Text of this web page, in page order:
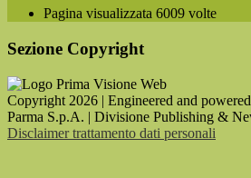
Pagina visualizzata 6009 volte
Sezione Copyright
Copyright 2026 | Engineered and
Parma S.p.A. | Divisione Publishing &
Disclaimer trattamento dati personali